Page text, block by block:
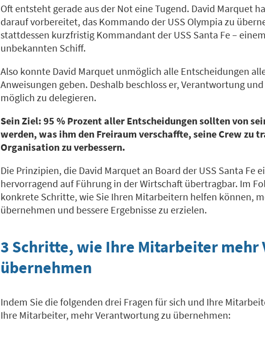
Oft entsteht gerade aus der Not eine Tugend. David Marquet
darauf vorbereitet, das Kommando der USS Olympia zu
stattdessen kurzfristig Kommandant der USS Santa Fe –
unbekannten Schiff.
Also konnte David Marquet unmöglich alle Entscheidungen
Anweisungen geben. Deshalb beschloss er, Verantwortung
möglich zu delegieren.
Sein Ziel: 95 % Prozent aller Entscheidungen sollten von
werden, was ihm den Freiraum verschaffte, seine Crew zu
Organisation zu verbessern.
Die Prinzipien, die David Marquet an Board der USS Santa Fe
hervorragend auf Führung in der Wirtschaft übertragbar. Im
konkrete Schritte, wie Sie Ihren Mitarbeitern helfen können,
übernehmen und bessere Ergebnisse zu erzielen.
3 Schritte, wie Ihre Mitarbeiter
übernehmen
Indem Sie die folgenden drei Fragen für sich und Ihre
Ihre Mitarbeiter, mehr Verantwortung zu übernehmen: